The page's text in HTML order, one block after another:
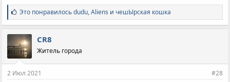
С
и
м
п
а
т
и
:
Это понравилосьdudu,Aliens и чешЫрская кошка
CR8
Житель города
2 Июл 2021 #28